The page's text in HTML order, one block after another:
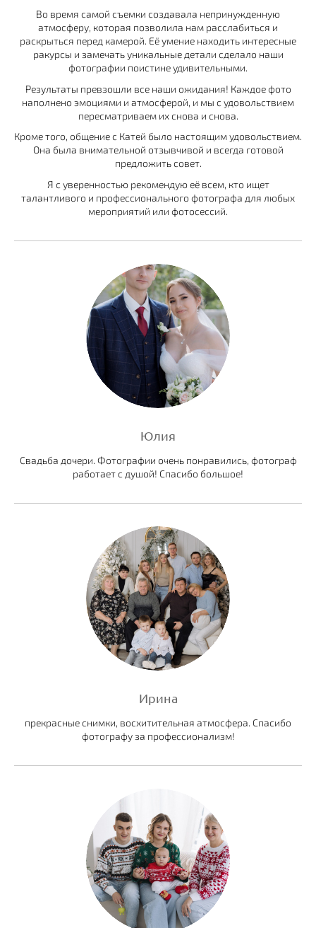
Во время самой съемки создавала непринужденную
атмосферу, которая позволила нам расслабиться и
раскрыться перед камерой. Её умение находить интересные
ракурсы и замечать уникальные детали сделало наши
фотографии поистине удивительными.
Результаты превзошли все наши ожидания! Каждое фото
наполнено эмоциями и атмосферой, и мы с удовольствием
пересматриваем их снова и снова.
Кроме того, общение с Катей было настоящим удовольствием.
Она была внимательной отзывчивой и всегда готовой
предложить совет.
Я с уверенностью рекомендую её всем, кто ищет
талантливого и профессионального фотографа для любых
мероприятий или фотосессий.
Юлия
Свадьба дочери. Фотографии очень понравились, фотограф
работает с душой! Спасибо большое!
Ирина
прекрасные снимки, восхитительная атмосфера. Спасибо
фотографу за профессионализм!